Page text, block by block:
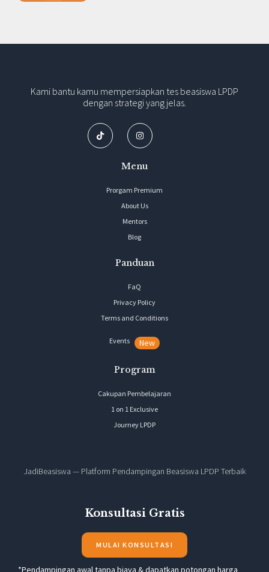
Kami bantu kamu mempersiapkan tes beasiswa LPDP
dengan strategi yang jelas.
Menu
Prorgam Premium
About Us
Mentors
Blog
Panduan
FaQ
Privacy Policy
Terms and Conditions
Events New
Program
Cakupan Pembelajaran
1 on 1 Exclusive
Journey LPDP
JadiBeasiswa — Platform Pendampingan Beasiswa LPDP Terbaik
Konsultasi Gratis
MULAI KONSULTASI
*Pendampingan awal tanpa biaya & dapatkan potongan harga